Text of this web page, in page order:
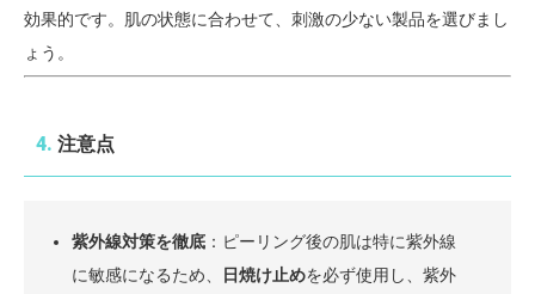
効果的です。肌の状態に合わせて、刺激の少ない製品を選びまし
ょう。
4. 注意点
紫外線対策を徹底 ：ピーリング後の肌は特に紫外線
に敏感になるため、
日焼け止めを必ず使用し、紫外